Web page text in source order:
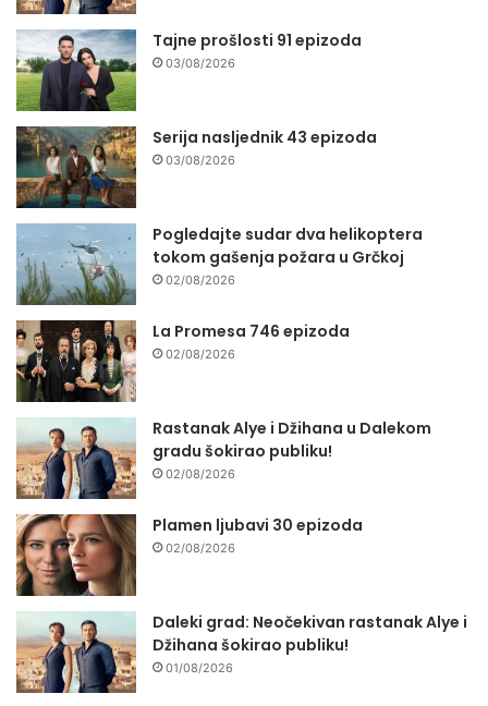
Tajne prošlosti 91 epizoda
03/08/2026
Serija nasljednik 43 epizoda
03/08/2026
Pogledajte sudar dva helikoptera
tokom gašenja požara u Grčkoj
02/08/2026
La Promesa 746 epizoda
02/08/2026
Rastanak Alye i Džihana u Dalekom
gradu šokirao publiku!
02/08/2026
Plamen ljubavi 30 epizoda
02/08/2026
Daleki grad: Neočekivan rastanak Alye i
Džihana šokirao publiku!
01/08/2026